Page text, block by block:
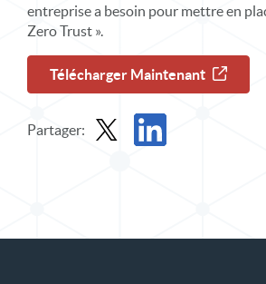
entreprise a besoin pour mettre en
Zero Trust ».
Télécharger Maintenant
Partager: